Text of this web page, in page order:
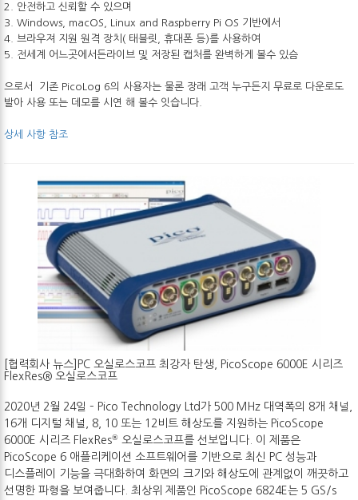
2. 안전하고 신뢰할 수 있으며
3. Windows, macOS, Linux and Raspberry Pi OS 기반에서
4. 브라우져 지원 원격 장치( 태블릿, 휴대폰 등)를 사용하여
5. 전세계 어느곳에서든라이브 및 저장된 캡처를 완벽하게 볼수 있슴
으로서 기존 PicoLog 6의 사용자는 물론 장래 고객 누구든지 무료로 다운로도
발아 사용 또는 데모를 시연 해 볼수 잇습니다.
상세 사항 참조
[협력회사 뉴스]PC 오실로스코프 최강자 탄생, PicoScope 6000E 시리즈
FlexRes® 오실로스코프
2020년 2월 24일 – Pico Technology Ltd가 500 MHz 대역폭의 8개 채널,
16개 디지털 채널, 8, 10 또는 12비트 해상도를 지원하는 PicoScope
6000E 시리즈 FlexRes® 오실로스코프를 선보입니다. 이 제품은
PicoScope 6 애플리케이션 소프트웨어를 기반으로 최신 PC 성능과
디스플레이 기능을 극대화하여 화면의 크기와 해상도에 관계없이 깨끗하고
선명한 파형을 보여줍니다. 최상위 제품인 PicoScope 6824E는 5 GS/s